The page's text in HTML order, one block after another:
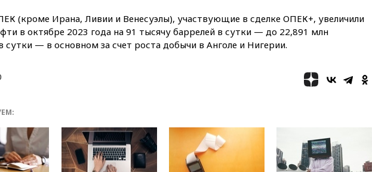
логистики за пределы России
вчера, 18:45Крупнейший
склад маркетплейса Rozetka
Джаред Лето
лишился роли в фильме
1 ноября»
вчера, 18:15Путин указал на
(кроме Ирана, Ливии и Венесуэлы), участвующие в сделке ОПЕК+, увеличили
в октябре 2023 года на 91 тысячу баррелей в сутки — до 22,891 млн
сутки — в основном за счет роста добычи в Анголе и Нигерии.